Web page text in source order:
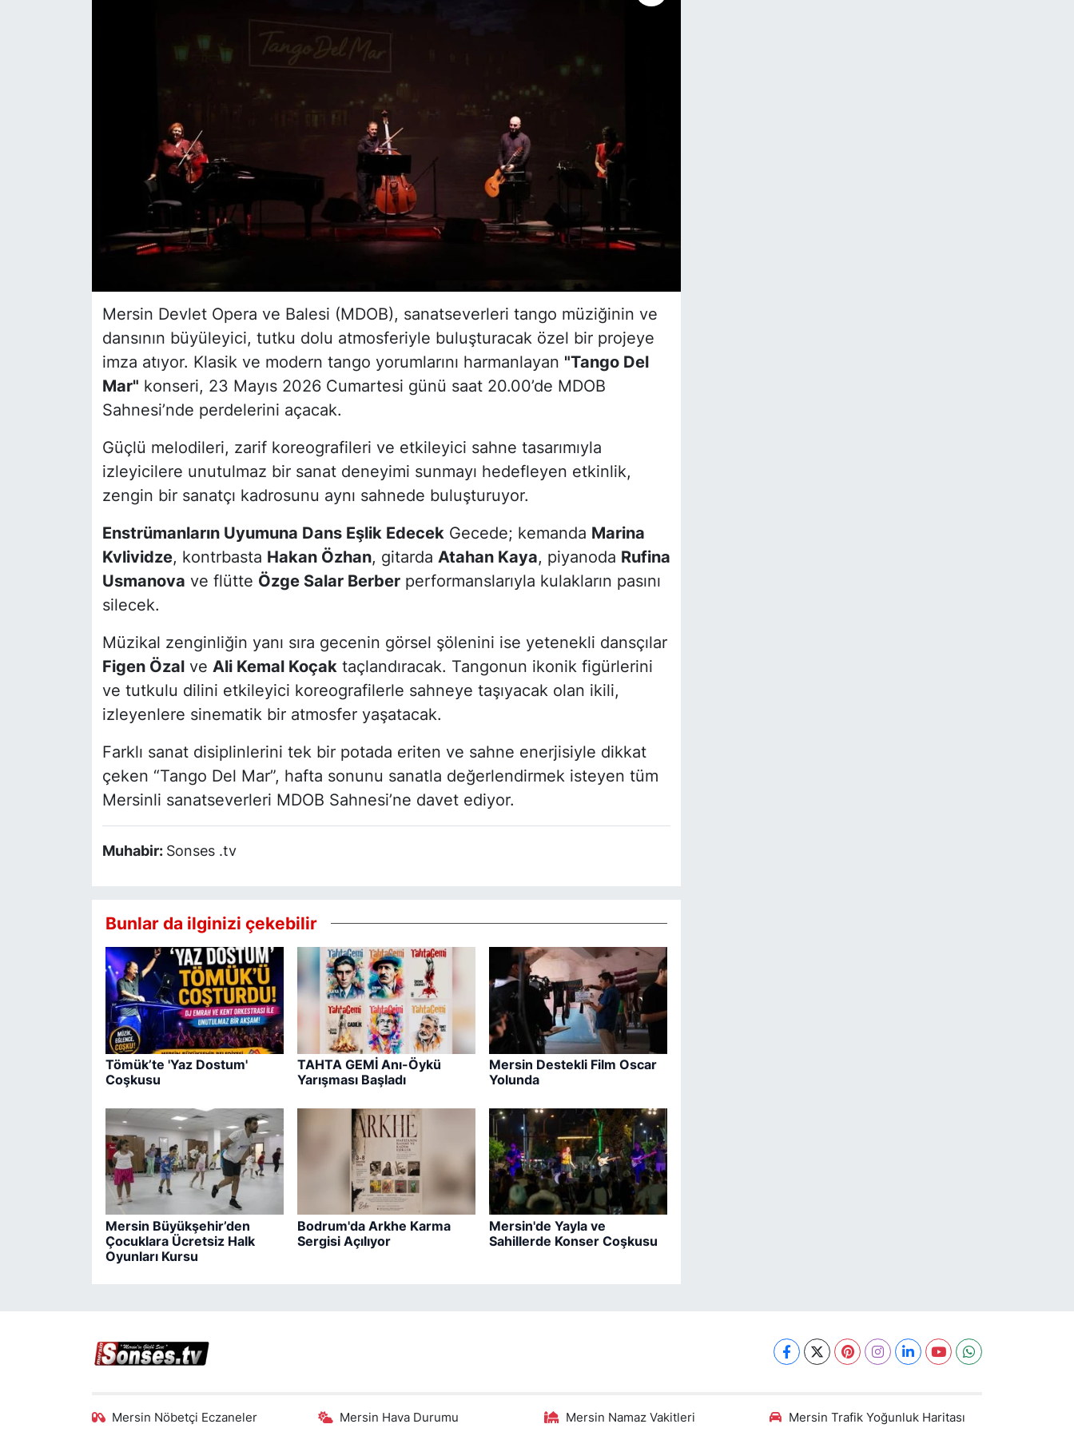
Mersin Devlet Opera ve Balesi (MDOB), sanatseverleri tango müziğinin ve
dansının büyüleyici, tutku dolu atmosferiyle buluşturacak özel bir projeye
imza atıyor. Klasik ve modern tango yorumlarını harmanlayan "Tango Del
Mar" konseri, 23 Mayıs 2026 Cumartesi günü saat 20.00’de MDOB
Sahnesi’nde perdelerini açacak.
Güçlü melodileri, zarif koreografileri ve etkileyici sahne tasarımıyla
izleyicilere unutulmaz bir sanat deneyimi sunmayı hedefleyen etkinlik,
zengin bir sanatçı kadrosunu aynı sahnede buluşturuyor.
Enstrümanların Uyumuna Dans Eşlik EdecekGecede; kemanda Marina
Kvlividze, kontrbasta Hakan Özhan, gitarda Atahan Kaya, piyanoda Rufina
Usmanova ve flütte Özge Salar Berberperformanslarıyla kulakların pasını
silecek.
Müzikal zenginliğin yanı sıra gecenin görsel şölenini ise yetenekli dansçılar
Figen Özalve Ali Kemal Koçaktaçlandıracak. Tangonun ikonik figürlerini
ve tutkulu dilini etkileyici koreografilerle sahneye taşıyacak olan ikili,
izleyenlere sinematik bir atmosfer yaşatacak.
Farklı sanat disiplinlerini tek bir potada eriten ve sahne enerjisiyle dikkat
çeken “Tango Del Mar”, hafta sonunu sanatla değerlendirmek isteyen tüm
Mersinli sanatseverleri MDOB Sahnesi’ne davet ediyor.
Muhabir: Sonses .tv
Bunlar da ilginizi çekebilir
Tömük’te 'Yaz Dostum'
Coşkusu
TAHTA GEMİ Anı-Öykü
Yarışması Başladı
Mersin Destekli Film Oscar
Yolunda
Mersin Büyükşehir’den
Çocuklara Ücretsiz Halk
Oyunları Kursu
Bodrum'da Arkhe Karma
Sergisi Açılıyor
Mersin'de Yayla ve
Sahillerde Konser Coşkusu
Mersin Nöbetçi Eczaneler Mersin Hava Durumu Mersin Namaz Vakitleri Mersin Trafik Yoğunluk Haritası